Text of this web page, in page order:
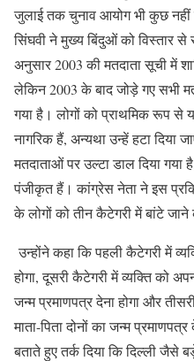
जुलाई तक चुनाव आयोग भी कुछ नहीं
सिंघवी ने मुख्य बिंदुओं को विस्तार
अनुसार 2003 की मतदाता सूची में
लेकिन 2003 के बाद जोड़े गए सभी
गया है। लोगों को प्राथमिक रूप से
नागरिक हैं, अन्यथा उन्हें हटा दिया
मतदाताओं पर उल्टा डाल दिया गया
पंजीकृत हैं। कांग्रेस नेता ने इस
के लोगों को तीन कैटेगरी में बांटे जाने
उन्होंने कहा कि पहली कैटेगरी में
होगा, दूसरी कैटेगरी में व्यक्ति को
जन्म प्रमाणपत्र देना होगा और
माता-पिता दोनों का जन्म
बताते हुए तर्क दिया कि दिल्ली जैसे